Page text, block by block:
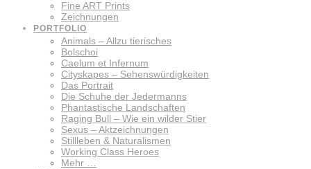
Fine ART Prints
Zeichnungen
PORTFOLIO
Animals – Allzu tierisches
Bolschoi
Caelum et Infernum
Cityskapes – Sehenswürdigkeiten
Das Portrait
Die Schuhe der Jedermanns
Phantastische Landschaften
Raging Bull – Wie ein wilder Stier
Sexus – Aktzeichnungen
Stillleben & Naturalismen
Working Class Heroes
Mehr …